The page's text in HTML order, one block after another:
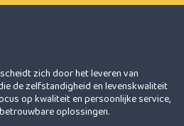
zich door het leveren van
de zelfstandigheid en levenskwaliteit
op kwaliteit en persoonlijke service,
oplossingen.